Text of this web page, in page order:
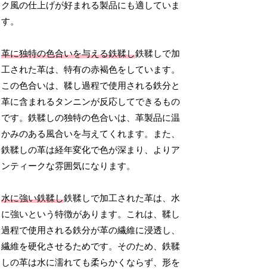
ク風の仕上げが好まれる製品にも適していま
す。
革に独特の色合いを与える鉄鞣し鉄鞣しで加
工された革は、特有の赤褐色をしています。
この色合いは、鞣し過程で使用される鉄分と
革に含まれるタンニンが反応してできるもの
です。鉄鞣しの独特の色合いは、革製品に温
かみのある風合いを与えてくれます。また、
鉄鞣しの革は経年変化で色が深まり、よりア
ンティークな雰囲気になります。
水に強い鉄鞣し鉄鞣しで加工された革は、水
に強いという特徴があります。これは、鞣し
過程で使用される鉄分が革の繊維に浸透し、
繊維を硬化させるためです。そのため、鉄鞣
しの革は水に濡れても柔らかくならず、形を